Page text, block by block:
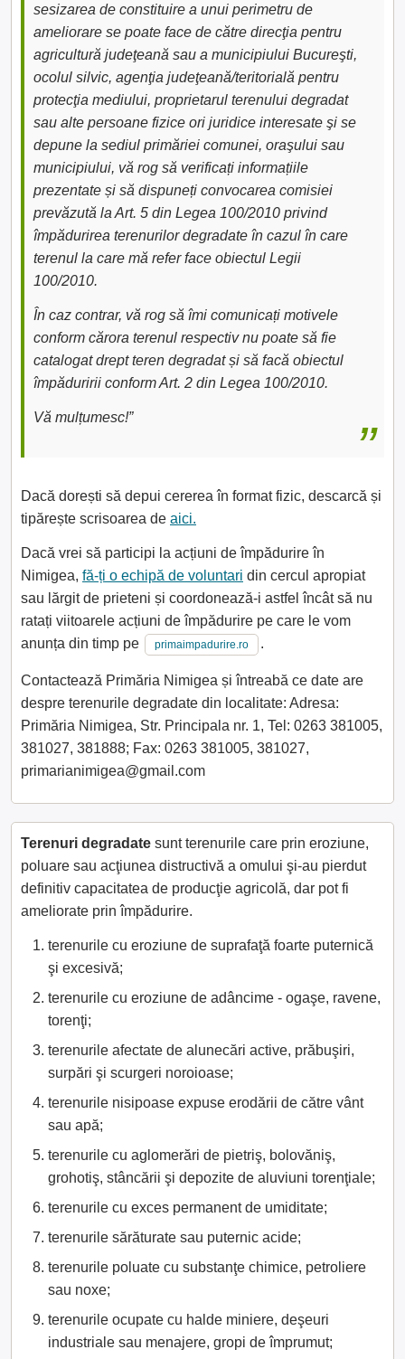
sesizarea de constituire a unui perimetru de
ameliorare se poate face de către direcţia pentru
agricultură judeţeană sau a municipiului Bucureşti,
ocolul silvic, agenţia judeţeană/teritorială pentru
protecţia mediului, proprietarul terenului degradat
sau alte persoane fizice ori juridice interesate şi se
depune la sediul primăriei comunei, oraşului sau
municipiului, vă rog să verificați informațiile
prezentate și să dispuneți convocarea comisiei
prevăzută la Art. 5 din Legea 100/2010 privind
împădurirea terenurilor degradate în cazul în care
terenul la care mă refer face obiectul Legii
100/2010.
În caz contrar, vă rog să îmi comunicați motivele
conform cărora terenul respectiv nu poate să fie
catalogat drept teren degradat și să facă obiectul
împăduririi conform Art. 2 din Legea 100/2010.
Vă mulțumesc!”
Dacă dorești să depui cererea în format fizic, descarcă și
tipărește scrisoarea de aici.
Dacă vrei să participi la acțiuni de împădurire în
Nimigea, fă-ți o echipă de voluntari din cercul apropiat
sau lărgit de prieteni și coordonează-i astfel încât să nu
ratați viitoarele acțiuni de împădurire pe care le vom
anunța din timp pe
primaimpadurire.ro .
Contactează Primăria Nimigea și întreabă ce date are
despre terenurile degradate din localitate: Adresa:
Primăria Nimigea, Str. Principala nr. 1, Tel: 0263 381005,
381027, 381888; Fax: 0263 381005, 381027,
primarianimigea@gmail.com
Terenuri degradate sunt terenurile care prin eroziune,
poluare sau acţiunea distructivă a omului şi-au pierdut
definitiv capacitatea de producţie agricolă, dar pot fi
ameliorate prin împădurire.
terenurile cu eroziune de suprafaţă foarte puternică
şi excesivă;
terenurile cu eroziune de adâncime - ogaşe, ravene,
torenţi;
terenurile afectate de alunecări active, prăbuşiri,
surpări şi scurgeri noroioase;
terenurile nisipoase expuse erodării de către vânt
sau apă;
terenurile cu aglomerări de pietriş, bolovăniş,
grohotiş, stâncării şi depozite de aluviuni torenţiale;
terenurile cu exces permanent de umiditate;
terenurile sărăturate sau puternic acide;
terenurile poluate cu substanţe chimice, petroliere
sau noxe;
terenurile ocupate cu halde miniere, deşeuri
industriale sau menajere, gropi de împrumut;